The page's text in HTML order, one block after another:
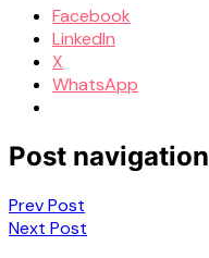
Facebook
LinkedIn
X
WhatsApp
Post navigation
Prev Post
Next Post